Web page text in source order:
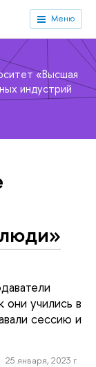
Меню
«Высшая
индустрий
учились в
сессию и
25 января, 2023 г.